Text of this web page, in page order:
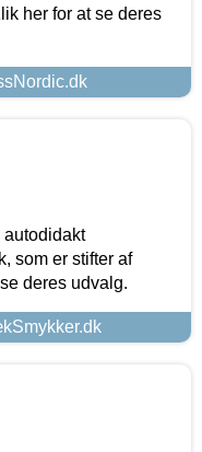
her for at se deres
som er stifter af
deres udvalg.